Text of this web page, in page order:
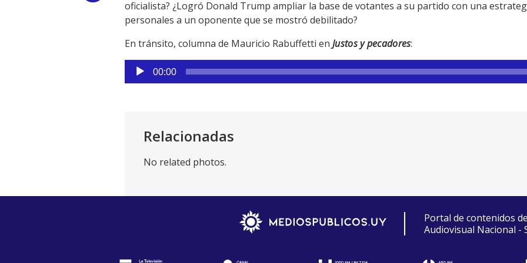
Link
oficialista? ¿Logró Donald Trump ampliar la base de votantes a su partido con una
personales a un oponente que se mostró debilitado?
En tránsito, columna de Mauricio Rabuffetti en Justos y pecadores:
Reproductor
de
00:00
Relacionadas
No related photos.
Portal de contenidos
Audiovisual Nacional -